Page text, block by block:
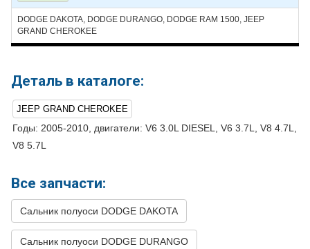
22 DODGE DURANGO 2005 V8 4.7L
23 DODGE DURANGO
25 DODGE DURANGO
26 DODGE DURANGO
27 DODGE DURANGO 2003 V8 4.7L
28 DODGE
32 DODGE DURANGO 2001
DODGE DAKOTA, DODGE DURANGO, DODGE RAM 1500, JEEP
GRAND CHEROKEE
Деталь в каталоге:
JEEP GRAND CHEROKEE
Годы: 2005-2010, двигатели: V6 3.0L DIESEL, V6 3.7L, V8 4.7L,
V8 5.7L
Все запчасти:
Сальник полуоси DODGE DAKOTA
Сальник полуоси DODGE DURANGO